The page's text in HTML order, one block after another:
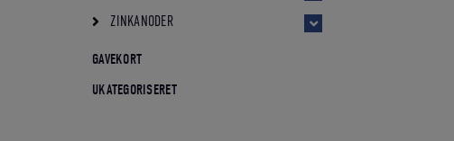
ZINKANODER
GAVEKORT
UKATEGORISERET